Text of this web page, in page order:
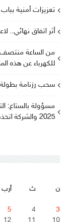
تعزيزات أمنية
أثر اتفاق نهائي..
من الساعة منتصف
للكهرباء عن هذه
سحب رزنامة بطولة
مسؤولة بالستاغ:
2025 والشركة اتخذت كل التدابير الممكنة
ن
ث أرب
3
4
5
10
11
12